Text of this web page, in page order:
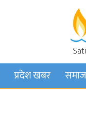
प्रदेश खबर समाज